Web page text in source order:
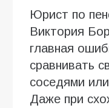
Юрист по
Виктория
главная
сравнивать
соседями
Даже при